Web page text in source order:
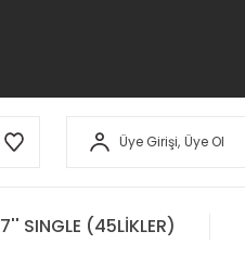
Üye Girişi, Üye Ol
7'' SINGLE (45LİKLER)